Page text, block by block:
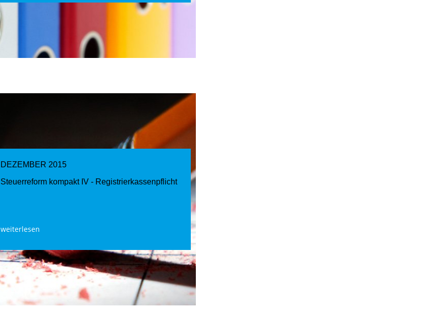
DEZEMBER 2015
Steuerreform kompakt IV - Registrierkassenpflicht
weiterlesen